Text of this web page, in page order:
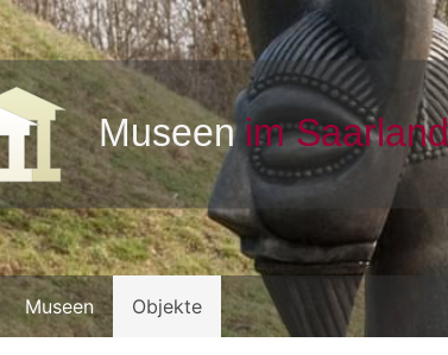
Museen Objekte